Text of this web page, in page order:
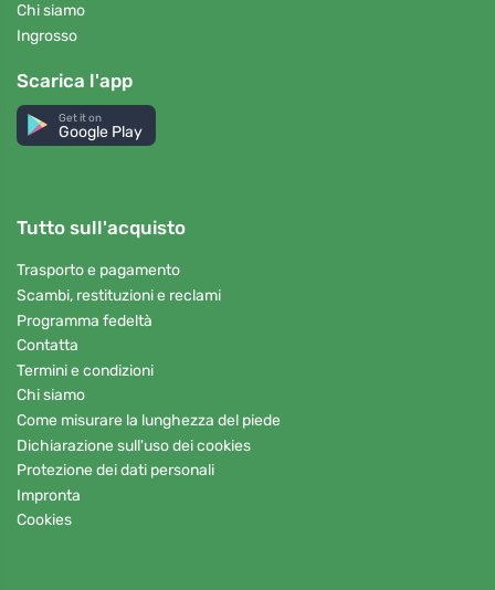
Chi siamo
Ingrosso
Scarica l'app
Get it on
Google Play
Tutto sull'acquisto
Trasporto e pagamento
Scambi, restituzioni e reclami
Programma fedeltà
Contatta
Termini e condizioni
Chi siamo
Come misurare la lunghezza del piede
Dichiarazione sull'uso dei cookies
Protezione dei dati personali
Impronta
Cookies